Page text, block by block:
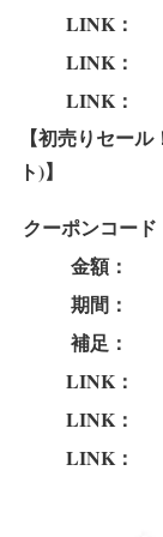
LINK：
LINK：
LINK：
【初売りセー
ト)】
クーポンコード
金額：
期間：
補足：
LINK：
LINK：
LINK：